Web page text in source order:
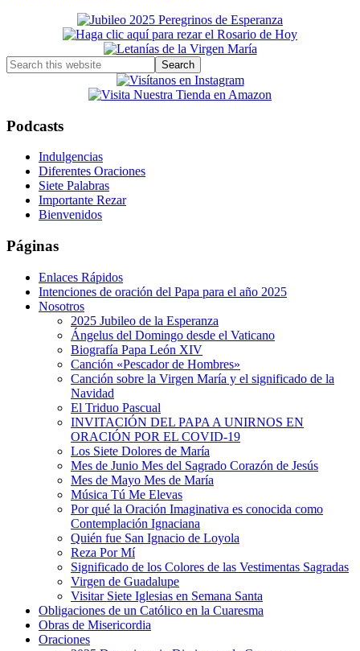
Primary
Sidebar
Search
this
Podcasts
Indulgencias
Diferentes Oraciones
Siete Palabras
Importante Rezar
Bienvenidos
Páginas
Enlaces Rápidos
Intenciones de oración del Papa para el año 2025
Nosotros
2025 Jubileo de la Esperanza
Ángelus del Domingo desde el Vaticano
Biografía Papa León XIV
Canción «Pescador de Hombres»
Canción sobre la Virgen María y el significado de la
Navidad
El Triduo Pascual
INVITACIÓN DEL PAPA A UNIRNOS EN
ORACIÓN POR EL COVID-19
Los Siete Dolores de María
Mes de Junio Mes del Sagrado Corazón de Jesús
Mes de Mayo Mes de María
Música Tú Me Elevas
Por qué la Oración Imaginativa es conocida como
Contemplación Ignaciana
Quién fue San Ignacio de Loyola
Reza Por Mí
Significado de los Colores de las Vestimentas Sagradas
Virgen de Guadalupe
Visitar Siete Iglesias en Semana Santa
Obligaciones de un Católico en la Cuaresma
Obras de Misericordia
Oraciones